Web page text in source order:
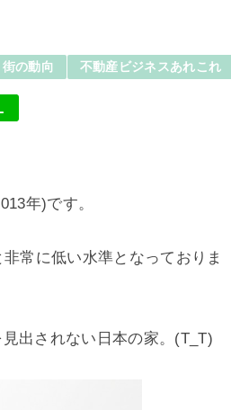
の動向 不動産ビジネスあれこれ
年)です。
常に低い水準となっておりま
出されない日本の家。(T_T)